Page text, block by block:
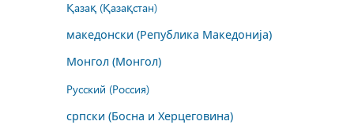
Қазақ (Қазақстан)
македонски (Република Македонија)
Монгол (Монгол)
Русский (Россия)
српски (Босна и Херцеговина)